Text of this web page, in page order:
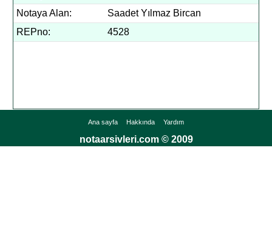
Notaya Alan:
Saadet Yılmaz Bircan
REPno:
4528
Ana sayfa Hakkında Yardım
notaarsivleri.com © 2009